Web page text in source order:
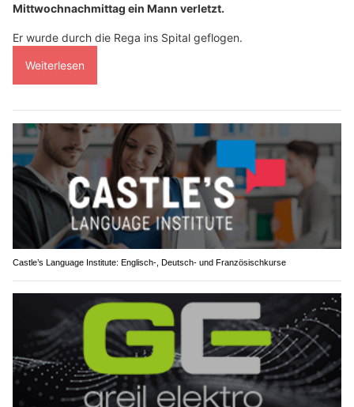
Mittwochnachmittag ein Mann verletzt.
Er wurde durch die Rega ins Spital geflogen.
Weiterlesen
Castle’s Language Institute: Englisch-, Deutsch- und Französischkurse